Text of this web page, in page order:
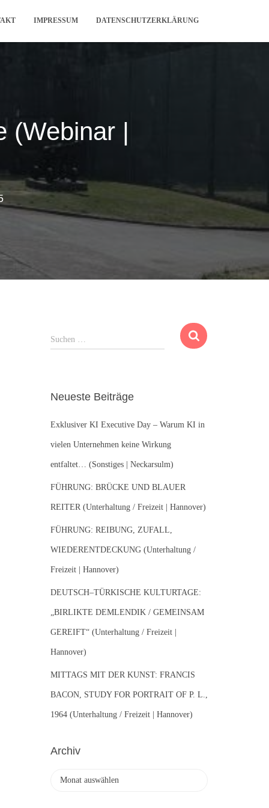
IMPRESSUM DATENSCHUTZERKLÄRUNG
(Webinar |
u
n
a
:
Suchen …
Neueste Beiträge
Exklusiver KI Executive Day – Warum KI in
vielen Unternehmen keine Wirkung
entfaltet… (Sonstiges | Neckarsulm)
FÜHRUNG: BRÜCKE UND BLAUER
REITER (Unterhaltung / Freizeit | Hannover)
FÜHRUNG: REIBUNG, ZUFALL,
WIEDERENTDECKUNG (Unterhaltung /
Freizeit | Hannover)
DEUTSCH–TÜRKISCHE KULTURTAGE:
„BIRLIKTE DEMLENDIK / GEMEINSAM
GEREIFT“ (Unterhaltung / Freizeit |
Hannover)
MITTAGS MIT DER KUNST: FRANCIS
BACON, STUDY FOR PORTRAIT OF P. L.,
1964 (Unterhaltung / Freizeit | Hannover)
Archiv